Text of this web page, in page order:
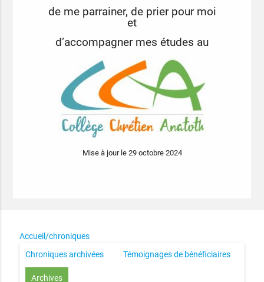
de me parrainer, de prier pour moi
et
d’accompagner mes études au
Mise à jour le 29 octobre 2024
Accueil/chroniques
Chroniques archivées
Témoignages de bénéficiaires
Archives